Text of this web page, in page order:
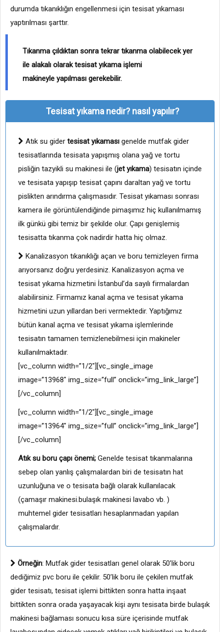
durumda tıkanıklığın engellenmesi için tesisat yıkaması
yaptırılması şarttır.
Tıkanma çıldıktan sonra tekrar tıkanma olabilecek yer
ile alakalı olarak tesisat yıkama işlemi
makineyle yapılması gerekebilir.
Tesisat yıkama nedir? nasıl yapılır?
Atık su gider tesisat yıkaması genelde mutfak gider
tesisatlarında tesisata yapışmış olana yağ ve tortu
pisliğin tazyikli su makinesi ile (jet yıkama) tesisatın içinde
ve tesisata yapışıp tesisat çapını daraltan yağ ve tortu
pislikten arındırma çalışmasıdır. Tesisat yıkaması sonrası
kamera ile görüntülendiğinde pimaşımız hiç kullanılmamış
ilk günkü gibi temiz bir şekilde olur. Çapı genişlemiş
tesisatta tıkanma çok nadirdir hatta hiç olmaz.
Kanalizasyon tıkanıklığı açan ve boru temizleyen firma
arıyorsanız doğru yerdesiniz. Kanalizasyon açma ve
tesisat yıkama hizmetini İstanbul’da sayılı firmalardan
alabilirsiniz. Firmamız kanal açma ve tesisat yıkama
hizmetini uzun yıllardan beri vermektedir. Yaptığımız
bütün kanal açma ve tesisat yıkama işlemlerinde
tesisatın tamamen temizlenebilmesi için makineler
kullanılmaktadır.
[vc_column width=”1/2″][vc_single_image
image=”13968″ img_size=”full” onclick=”img_link_large”]
[/vc_column]
[vc_column width=”1/2″][vc_single_image
image=”13964″ img_size=”full” onclick=”img_link_large”]
[/vc_column]
Atık su boru çapı önemi; Genelde tesisat tıkanmalarına
sebep olan yanlış çalışmalardan biri de tesisatın hat
uzunluğuna ve o tesisata bağlı olarak kullanılacak
(çamaşır makinesi.bulaşık makinesi lavabo vb. )
muhtemel gider tesisatları hesaplanmadan yapılan
çalışmalardır.
Örneğin: Mutfak gider tesisatları genel olarak 50’lik boru
dediğimiz pvc boru ile çekilir. 50’lik boru ile çekilen mutfak
gider tesisatı, tesisat işlemi bittikten sonra hatta inşaat
bittikten sonra orada yaşayacak kişi aynı tesisata birde bulaşık
makinesi bağlaması sonucu kısa süre içerisinde mutfak